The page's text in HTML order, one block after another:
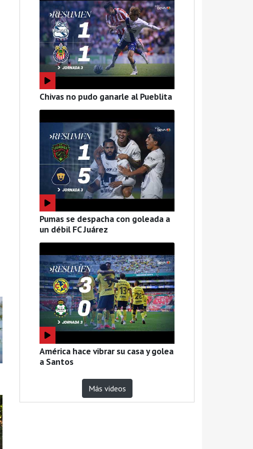
Chivas no pudo ganarle al Pueblita
Pumas se despacha con goleada a
un débil FC Juárez
América hace vibrar su casa y golea
a Santos
Más videos